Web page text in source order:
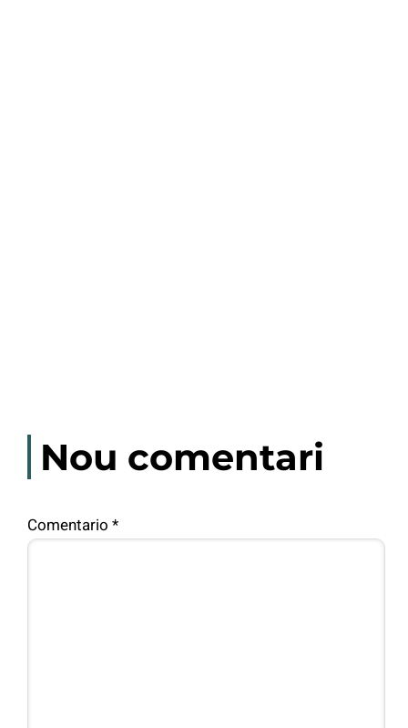
Nou comentari
Comentario *